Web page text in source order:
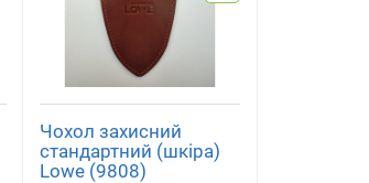
Чохол захисний
стандартний (шкіра)
Lowe (9808)